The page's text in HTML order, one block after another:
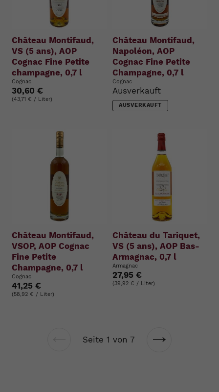
Château Montifaud,
VS (5 ans), AOP
Cognac Fine Petite
champagne, 0,7 l
Cognac
30,60 €
(43,71 € / Liter)
Château Montifaud,
Napoléon, AOP
Cognac Fine Petite
Champagne, 0,7 l
Cognac
Ausverkauft
AUSVERKAUFT
Château Montifaud,
VSOP, AOP Cognac
Fine Petite
Champagne, 0,7 l
Cognac
41,25 €
(58,92 € / Liter)
Château du Tariquet,
VS (5 ans), AOP Bas-
Armagnac, 0,7 l
Armagnac
27,95 €
(39,92 € / Liter)
Vorherige
Seite 1 von 7
Nächste